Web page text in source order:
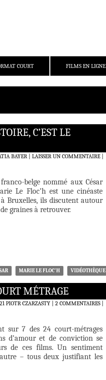
COURT FILMS EN LIGNE
C’EST LE
BAYER LAISSER UN COMMENTAIRE|
belge nommé aux César
Le Floc’h est une cinéaste
Bruxelles, ils discutent autour
graines à retrouver.
MARIE LE FLOC’H VIDÉOTHÈQUE
MÉTRAGE
PIOTR CZARZASTY 2 COMMENTAIRES|
sur 7 des 24 court-métrages
d’amour et de conviction se
de ces films. Un sentiment
– tous deux justifiant les